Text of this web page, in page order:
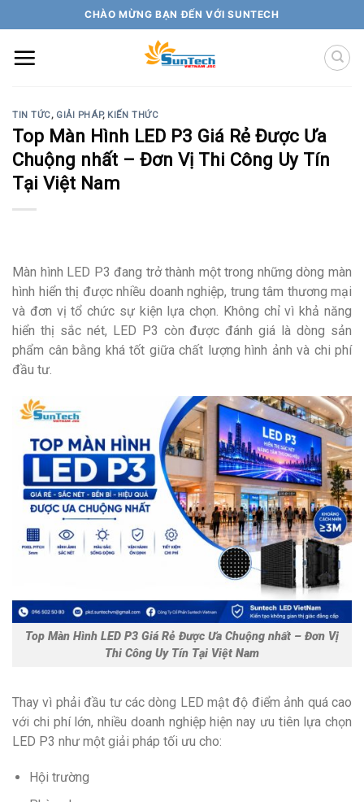
to
content
CHÀO MỪNG BẠN ĐẾN VỚI SUNTECH
TIN TỨC, GIẢI PHÁP, KIẾN THỨC
Top Màn Hình LED P3 Giá Rẻ Được Ưa
Chuộng nhất – Đơn Vị Thi Công Uy Tín
Tại Việt Nam
Màn hình LED P3 đang trở thành một trong những dòng màn
hình hiển thị được nhiều doanh nghiệp, trung tâm thương mại
và đơn vị tổ chức sự kiện lựa chọn. Không chỉ vì khả năng
hiển thị sắc nét, LED P3 còn được đánh giá là dòng sản
phẩm cân bằng khá tốt giữa chất lượng hình ảnh và chi phí
đầu tư.
Top Màn Hình LED P3 Giá Rẻ Được Ưa Chuộng nhất – Đơn Vị
Thi Công Uy Tín Tại Việt Nam
Thay vì phải đầu tư các dòng LED mật độ điểm ảnh quá cao
với chi phí lớn, nhiều doanh nghiệp hiện nay ưu tiên lựa chọn
LED P3 như một giải pháp tối ưu cho:
Hội trường